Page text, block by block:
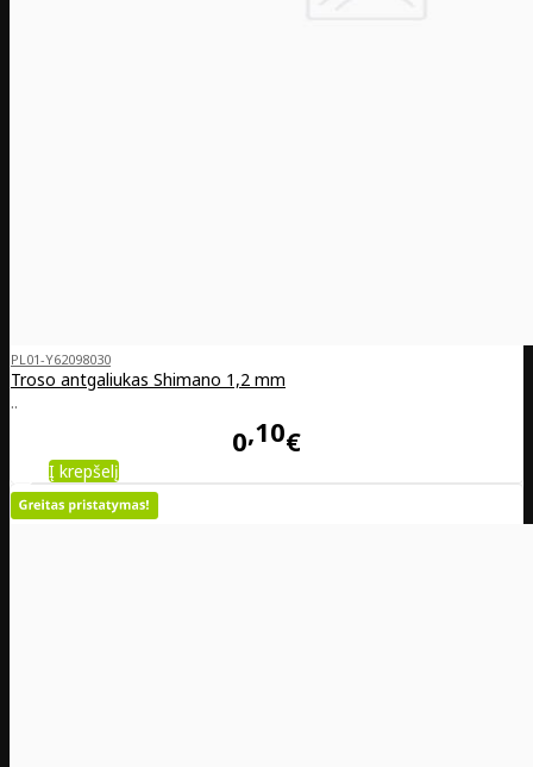
PL01-Y62098030
Troso antgaliukas Shimano 1,2 mm
..
0 10€
Į krepšelį